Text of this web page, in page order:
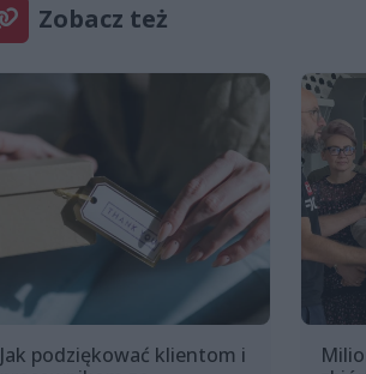
Zobacz też
Jak podziękować klientom i